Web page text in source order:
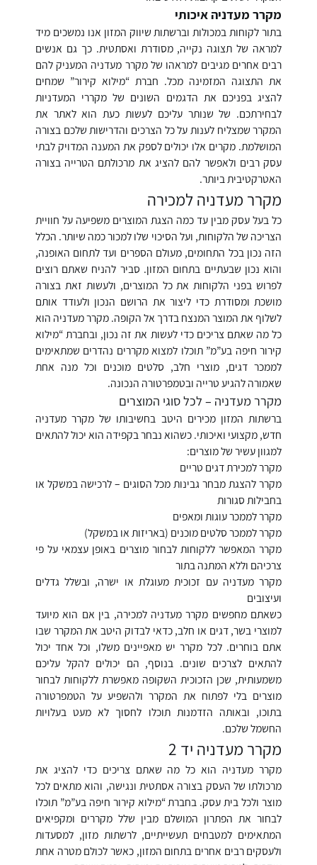
מקרר מעדניה איכותי
בתור לקוחות במכולות וברשתות שיווק המזון אנו נמשכים מיד
למראה של תצוגה נקייה, מסודרת ואסתטית. כך גם אנשים
רבים אחרים מגיבים למראהו של מקרר מעדניה המעניק להם
את התצוגה המזמינה מכל. חברת “מילוא קירור” שמחים
להציג בפניכם את הדגמים השונים של מקררי המעדניות
לבחירתכם. של שנותר עליכם לעשות כעת הוא לאתר את
המקרר שמצליח לענות על כל הצרכים והדרישות שלכם בצורה
המושלמת. מקרים אלו יכולים לספק את המענה המדויק לבתי
עסק רבים ולאפשר להם להציג את מרכולתם הטרייה בצורה
האטרקטיבית ביותר.
מקרר מעדניה למכירה
כל בעל עסק מבין עד כמה הצגת המוצרים משפיעה על חוויית
הצריכה של הלקוחות, ועל הסיכוי שלו למכור כמה שיותר. הכלל
הזה נכון בכל התחומים, מעולם הספרים ועד לתחום האופנה,
והוא נכון שבעתיים בתחום המזון. סביר להניח שאתם רוצים
לפרוש בפני הלקוחות את כל המוצרים, ולעשות זאת בצורה
מושכת ומסודרת כדי ליצור את הרושם הנכון ולעודד אותם
לשלוף את המוצר המנצח בדרך אל הקופה. מקרר מעדניה הוא
כל מה שאתם צריכים כדי לעשות את זה נכון, ובחברת “מילוא
קירור חיפה בע”מ” תוכלו למצוא מקררים נהדרים שמתאימים
לממכר דגים, מוצרי חלב, סלטים מוכנים וכל מנה אחת
שאמורה להגיע טרייה ובטמפרטורה הנכונה.
מקרר מעדניה – לכל סוגי המוצרים
ברשתות המזון מכירים היטב בחשיבותו של מקרר מעדניה
חדש, מקצועי ואיכותי. כשהוא נבחר בקפידה הוא יכול להתאים
למגוון עשיר של מוצרים:
מקרר למכירת דגים טריים
מקרר להצגת מבחר גבינות מכל הסוגים – לרכישה במשקל או
בחבילות סגורות
מקרר לממכר עוגות ומאפים
מקרר לממכר סלטים מוכנים (באריזות או במשקל)
מקרר המאפשר ללקוחות לבחור מוצרים באופן עצמאי על פי
צרכיהם וללא המתנה בתור
מקרר מעדניה עם זכוכית מעוגלת או ישרה, ובשלל גדלים
ועיצובים
כשאתם מחפשים מקרר מעדניה למכירה, בין אם הוא מיועד
למוצרי בשר, דגים או חלב, כדאי לבדוק היטב את המקרר שבו
אתם בוחרים. לכל מקרר יש מאפיינים משלו, וכל אחד יכול
להתאים לצרכים שונים. בנוסף, הם יכולים להקל עליכם
משמעותית, שכן הזכוכית השקופה מאפשרת ללקוחות לבחור
מוצרים בלי לפתוח את המקרר ולהשפיע על הטמפרטורה
בתוכו, ובאותה הזדמנות תוכלו לחסוך לא מעט בעלויות
החשמל שלכם.
מקרר מעדניה יד 2
מקרר מעדניה הוא כל מה שאתם צריכים כדי להציג את
מרכולתו של העסק בצורה אסתטית ונגישה, והוא מתאים לכל
מוצר ולכל בית עסק. בחברת “מילוא קירור חיפה בע”מ” תוכלו
לבחור את הפתרון המושלם מבין שלל מקררים ומקפיאים
המתאימים למטבחים תעשייתיים, לרשתות מזון, למסעדות
ולעסקים רבים אחרים בתחום המזון, כאשר לכולם מטרה אחת